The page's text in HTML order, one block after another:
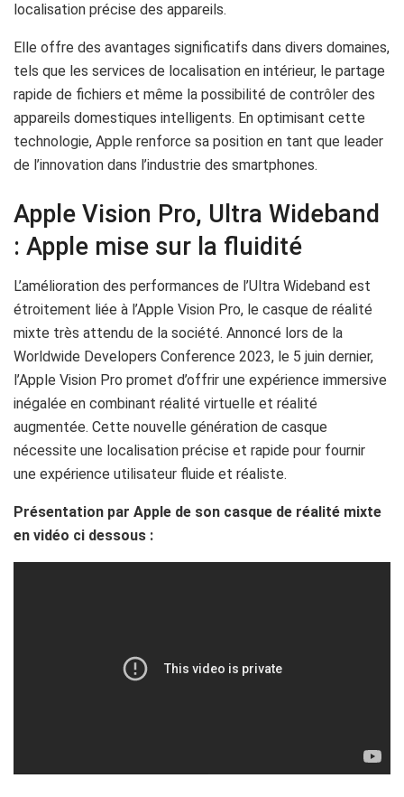
localisation précise des appareils.
Elle offre des avantages significatifs dans divers domaines,
tels que les services de localisation en intérieur, le partage
rapide de fichiers et même la possibilité de contrôler des
appareils domestiques intelligents. En optimisant cette
technologie, Apple renforce sa position en tant que leader
de l’innovation dans l’industrie des smartphones.
Apple Vision Pro, Ultra Wideband
: Apple mise sur la fluidité
L’amélioration des performances de l’Ultra Wideband est
étroitement liée à l’Apple Vision Pro, le casque de réalité
mixte très attendu de la société. Annoncé lors de la
Worldwide Developers Conference 2023, le 5 juin dernier,
l’Apple Vision Pro promet d’offrir une expérience immersive
inégalée en combinant réalité virtuelle et réalité
augmentée. Cette nouvelle génération de casque
nécessite une localisation précise et rapide pour fournir
une expérience utilisateur fluide et réaliste.
Présentation par Apple de son casque de réalité mixte
en vidéo ci dessous :